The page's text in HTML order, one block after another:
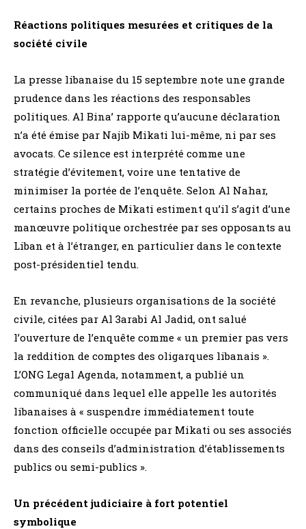
Réactions politiques mesurées et critiques de la
société civile
La presse libanaise du 15 septembre note une grande
prudence dans les réactions des responsables
politiques. Al Bina’ rapporte qu’aucune déclaration
n’a été émise par Najib Mikati lui-même, ni par ses
avocats. Ce silence est interprété comme une
stratégie d’évitement, voire une tentative de
minimiser la portée de l’enquête. Selon Al Nahar,
certains proches de Mikati estiment qu’il s’agit d’une
manœuvre politique orchestrée par ses opposants au
Liban et à l’étranger, en particulier dans le contexte
post-présidentiel tendu.
En revanche, plusieurs organisations de la société
civile, citées par Al 3arabi Al Jadid, ont salué
l’ouverture de l’enquête comme « un premier pas vers
la reddition de comptes des oligarques libanais ».
L’ONG Legal Agenda, notamment, a publié un
communiqué dans lequel elle appelle les autorités
libanaises à « suspendre immédiatement toute
fonction officielle occupée par Mikati ou ses associés
dans des conseils d’administration d’établissements
publics ou semi-publics ».
Un précédent judiciaire à fort potentiel
symbolique